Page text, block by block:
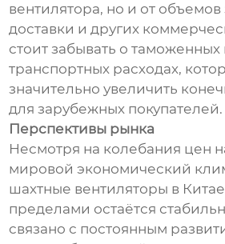
вентилятора, но и от объемов
доставки и других
стоит забывать о
транспортных расходах,
значительно увеличить
для зарубежных покупателей.
Перспективы рынка
Несмотря на колебания цен
мировой экономический
шахтные вентиляторы в Китае
пределами остаётся
связано с постоянным